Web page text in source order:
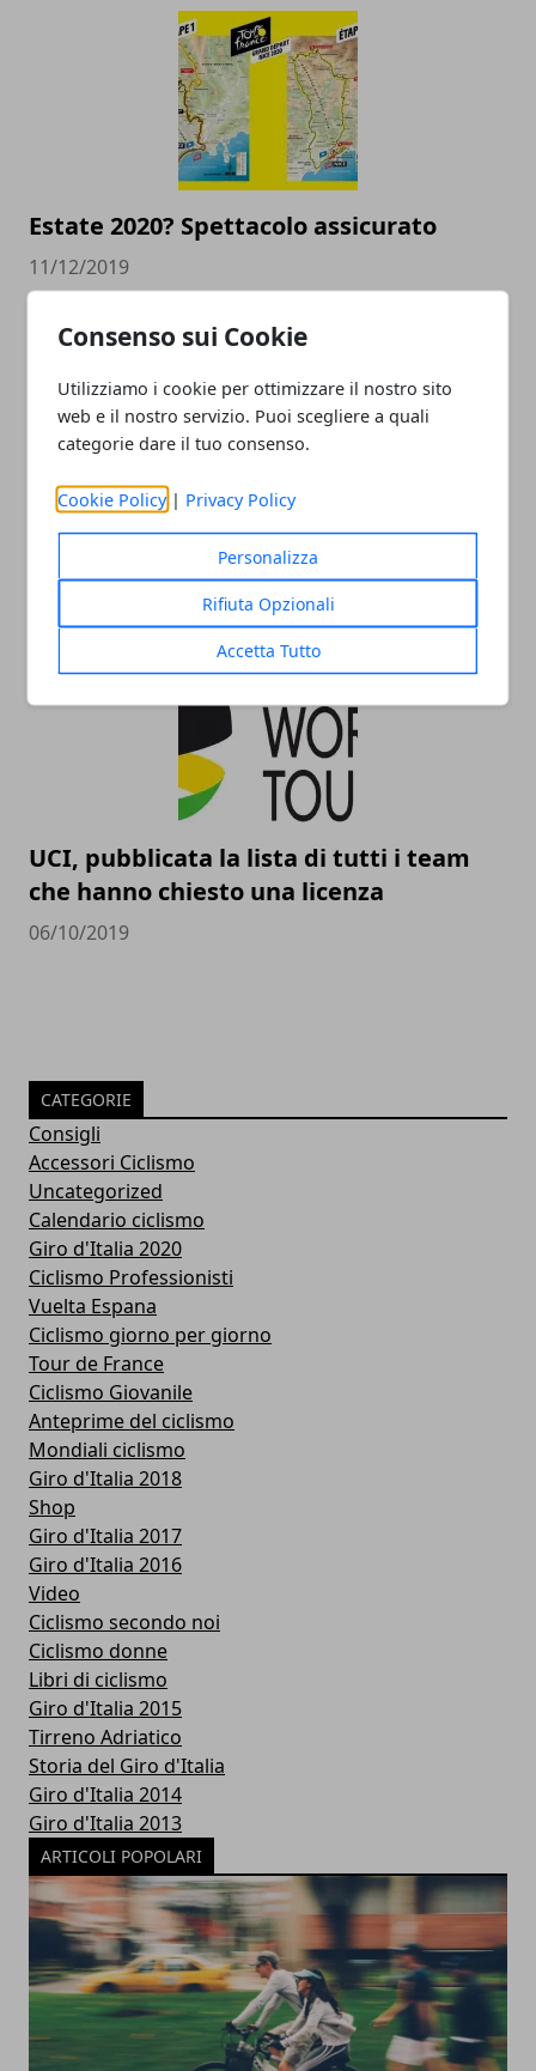
Consenso sui Cookie
Utilizziamo i cookie per ottimizzare il nostro sito
web e il nostro servizio. Puoi scegliere a quali
categorie dare il tuo consenso.
Cookie Policy | Privacy Policy
Personalizza
Rifiuta Opzionali
Accetta Tutto
Estate 2020? Spettacolo assicurato
11/12/2019
Tour de France 2020: tutte le tappe del
UCI, pubblicata la lista di tutti i team
che hanno chiesto una licenza
06/10/2019
CATEGORIE
Consigli
Accessori Ciclismo
Uncategorized
Calendario ciclismo
Giro d'Italia 2020
Ciclismo Professionisti
Vuelta Espana
Ciclismo giorno per giorno
Tour de France
Ciclismo Giovanile
Anteprime del ciclismo
Mondiali ciclismo
Giro d'Italia 2018
Shop
Giro d'Italia 2017
Giro d'Italia 2016
Video
Ciclismo secondo noi
Ciclismo donne
Libri di ciclismo
Giro d'Italia 2015
Tirreno Adriatico
Storia del Giro d'Italia
Giro d'Italia 2014
Giro d'Italia 2013
ARTICOLI POPOLARI